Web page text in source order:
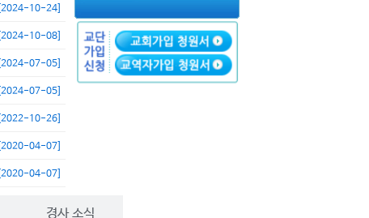
[2024-10-24]
[2024-10-08]
[2024-07-05]
[2024-07-05]
[2022-10-26]
[2020-04-07]
[2020-04-07]
경사 소식